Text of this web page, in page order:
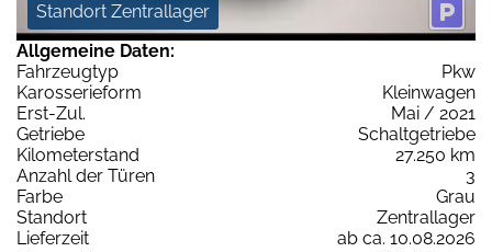
Standort Zentrallager
Allgemeine Daten:
Fahrzeugtyp
Pkw
Karosserieform
Kleinwagen
Erst-Zul.
Mai / 2021
Getriebe
Schaltgetriebe
Kilometerstand
27.250 km
Anzahl der Türen
3
Farbe
Grau
Standort
Zentrallager
Lieferzeit
ab ca. 10.08.2026